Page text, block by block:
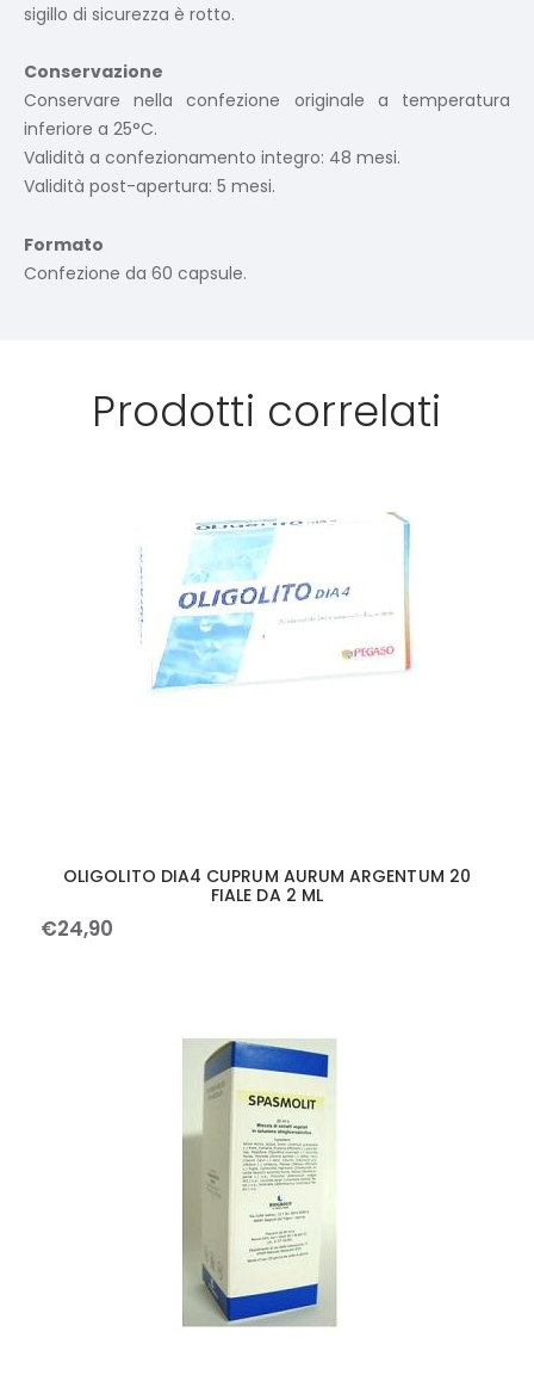
sigillo di sicurezza è rotto.
Conservazione
Conservare nella confezione originale a temperatura
inferiore a 25°C.
Validità a confezionamento integro: 48 mesi.
Validità post-apertura: 5 mesi.
Formato
Confezione da 60 capsule.
Prodotti correlati
OLIGOLITO DIA4 CUPRUM AURUM ARGENTUM 20
FIALE DA 2 ML
€24,90